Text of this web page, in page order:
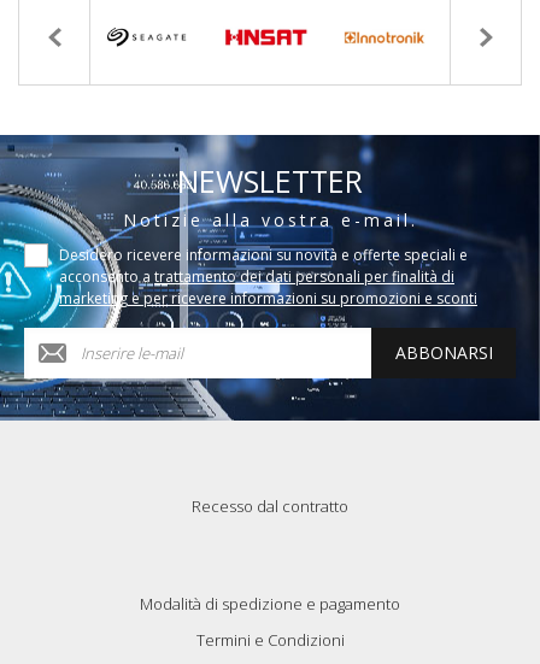
NEWSLETTER
Notizie alla vostra e-mail.
Desidero ricevere informazioni su novità e offerte speciali e
acconsento a trattamento dei dati personali per finalità di
marketing e per ricevere informazioni su promozioni e sconti
ABBONARSI
Recesso dal contratto
Modalità di spedizione e pagamento
Termini e Condizioni